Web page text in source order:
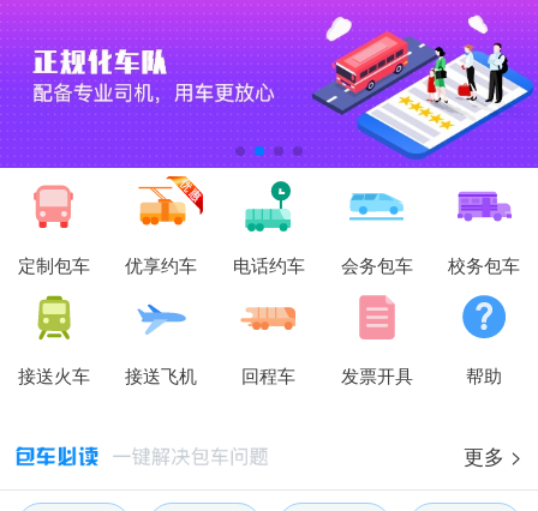
定制包车 优享约车 电话约车 会务包车 校务包车
接送火车 接送飞机 回程车 发票开具 帮助
更多 >